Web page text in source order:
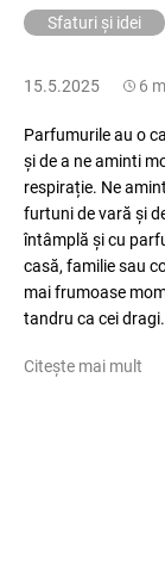
Sfaturi și idei
15.5.2025 6
Parfumurile au o
și de a ne aminti
respirație. Ne
furtuni de vară și
întâmplă și cu
casă, familie sau
mai frumoase
tandru ca cei
Citește mai mult